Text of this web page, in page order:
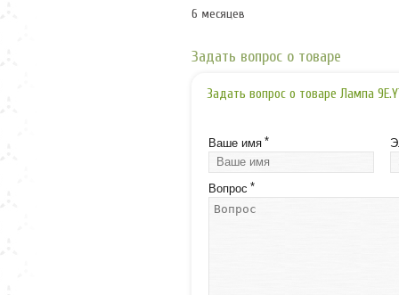
6 месяцев
Задать вопрос о товаре
Задать вопрос о товаре Лампа
Ваше имя *
Вопрос *